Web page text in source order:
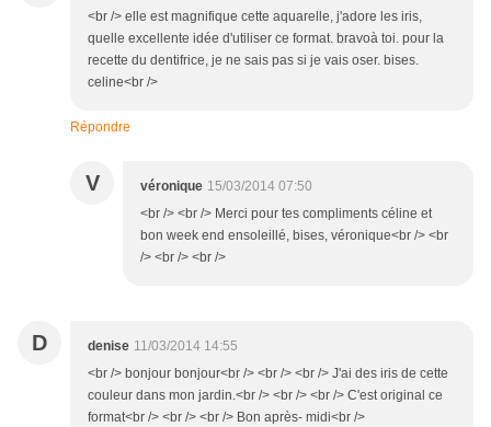
<br /> elle est magnifique cette aquarelle, j'adore les iris,
quelle excellente idée d'utiliser ce format. bravoà toi. pour la
recette du dentifrice, je ne sais pas si je vais oser. bises.
celine<br />
Répondre
V véronique 15/03/2014 07:50
<br /> <br /> Merci pour tes compliments céline et
bon week end ensoleillé, bises, véronique<br /> <br
/> <br /> <br />
D denise 11/03/2014 14:55
<br /> bonjour bonjour<br /> <br /> <br /> J'ai des iris de cette
couleur dans mon jardin.<br /> <br /> <br /> C'est original ce
format<br /> <br /> <br /> Bon après- midi<br />